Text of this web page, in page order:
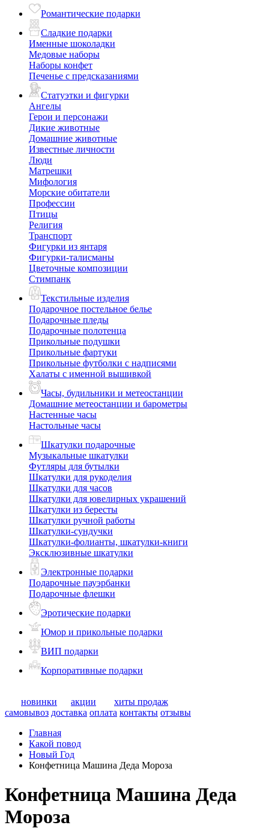
Романтические подарки
Сладкие подарки
Именные шоколадки
Медовые наборы
Наборы конфет
Печенье с предсказаниями
Статуэтки и фигурки
Ангелы
Герои и персонажи
Дикие животные
Домашние животные
Известные личности
Люди
Матрешки
Мифология
Морские обитатели
Профессии
Птицы
Религия
Транспорт
Фигурки из янтаря
Фигурки-талисманы
Цветочные композиции
Стимпанк
Текстильные изделия
Подарочное постельное белье
Подарочные пледы
Подарочные полотенца
Прикольные подушки
Прикольные фартуки
Прикольные футболки с надписями
Халаты с именной вышивкой
Часы, будильники и метеостанции
Домашние метеостанции и барометры
Настенные часы
Настольные часы
Шкатулки подарочные
Музыкальные шкатулки
Футляры для бутылки
Шкатулки для рукоделия
Шкатулки для часов
Шкатулки для ювелирных украшений
Шкатулки из бересты
Шкатулки ручной работы
Шкатулки-сундучки
Шкатулки-фолианты, шкатулки-книги
Эксклюзивные шкатулки
Электронные подарки
Подарочные пауэрбанки
Подарочные флешки
Эротические подарки
Юмор и прикольные подарки
ВИП подарки
Корпоративные подарки
новинки акции
хиты продаж
самовывоз доставка оплата контакты отзывы
Главная
Какой повод
Новый Год
Конфетница Машина Деда Мороза
Конфетница Машина Деда
Мороза